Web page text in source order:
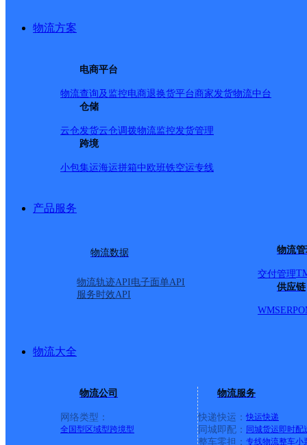
物流方案
电商平台
物流查询及监控电商退换货平台商家发货物流中台
仓储
云仓发货云仓调拨物流监控发货管理
跨境
小包集运海运拼箱中欧班铁空运专线
产品服务
物流数据
物流轨迹API电子面单API
服务时效API
物流
交付管理
供应链
WMSERP
物流大全
物流公司
网络类型：
全国型 区域型跨境型
物流服务
快递快运： 快运快递
同城即配： 同城货运即时配
整车零担： 专线物流整车小
所属快递：顺丰速运
所属区域：浙江省-台州市-天台县
网点地址：上清溪青春路19号
网点负责人：